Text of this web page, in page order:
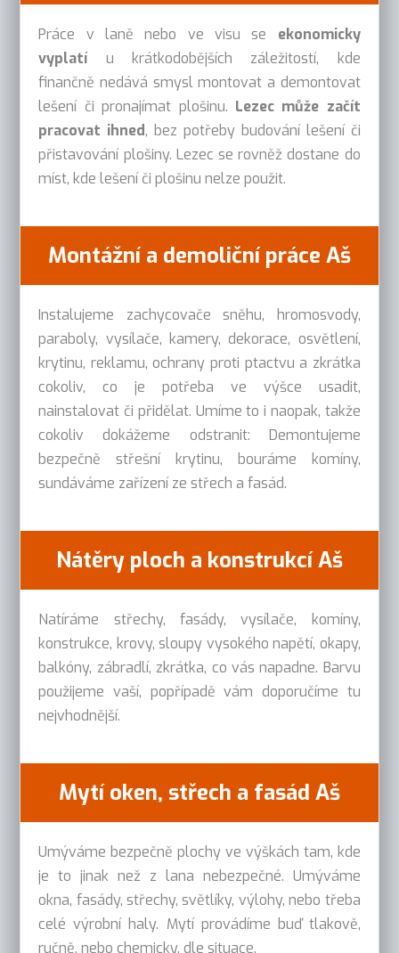
Práce v laně nebo ve visu se ekonomicky
vyplatíu krátkodobějších záležitostí, kde
finančně nedává smysl montovat a demontovat
lešení či pronajímat plošinu. Lezec může začít
pracovat ihned, bez potřeby budování lešení či
přistavování plošiny. Lezec se rovněž dostane do
míst, kde lešení či plošinu nelze použit.
Montážní a demoliční práce Aš
Instalujeme zachycovače sněhu, hromosvody,
paraboly, vysílače, kamery, dekorace, osvětlení,
krytinu, reklamu, ochrany proti ptactvu a zkrátka
cokoliv, co je potřeba ve výšce usadit,
nainstalovat či přidělat. Umíme to i naopak, takže
cokoliv dokážeme odstranit: Demontujeme
bezpečně střešní krytinu, bouráme komíny,
sundáváme zařízení ze střech a fasád.
Nátěry ploch a konstrukcí Aš
Natíráme střechy, fasády, vysílače, komíny,
konstrukce, krovy, sloupy vysokého napětí, okapy,
balkóny, zábradlí, zkrátka, co vás napadne. Barvu
použijeme vaší, popřípadě vám doporučíme tu
nejvhodnější.
Mytí oken, střech a fasád Aš
Umýváme bezpečně plochy ve výškách tam, kde
je to jinak než z lana nebezpečné. Umýváme
okna, fasády, střechy, světlíky, výlohy, nebo třeba
celé výrobní haly. Mytí provádíme buď tlakově,
ručně, nebo chemicky, dle situace.